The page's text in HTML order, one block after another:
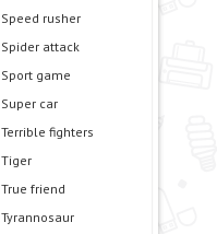
Speed rusher
Spider attack
Sport game
Super car
Terrible fighters
Tiger
True friend
Tyrannosaur